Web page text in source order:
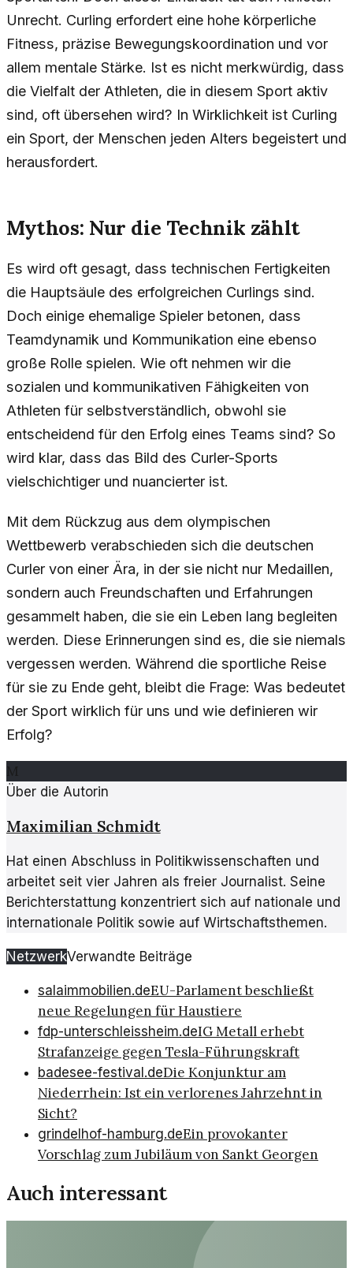
Unrecht. Curling erfordert eine hohe körperliche
Fitness, präzise Bewegungskoordination und vor
allem mentale Stärke. Ist es nicht merkwürdig, dass
die Vielfalt der Athleten, die in diesem Sport aktiv
sind, oft übersehen wird? In Wirklichkeit ist Curling
ein Sport, der Menschen jeden Alters begeistert und
herausfordert.
Mythos: Nur die Technik zählt
Es wird oft gesagt, dass technischen Fertigkeiten
die Hauptsäule des erfolgreichen Curlings sind.
Doch einige ehemalige Spieler betonen, dass
Teamdynamik und Kommunikation eine ebenso
große Rolle spielen. Wie oft nehmen wir die
sozialen und kommunikativen Fähigkeiten von
Athleten für selbstverständlich, obwohl sie
entscheidend für den Erfolg eines Teams sind? So
wird klar, dass das Bild des Curler-Sports
vielschichtiger und nuancierter ist.
Mit dem Rückzug aus dem olympischen
Wettbewerb verabschieden sich die deutschen
Curler von einer Ära, in der sie nicht nur Medaillen,
sondern auch Freundschaften und Erfahrungen
gesammelt haben, die sie ein Leben lang begleiten
werden. Diese Erinnerungen sind es, die sie niemals
vergessen werden. Während die sportliche Reise
für sie zu Ende geht, bleibt die Frage: Was bedeutet
der Sport wirklich für uns und wie definieren wir
Erfolg?
M
Über die Autorin
Maximilian Schmidt
Hat einen Abschluss in Politikwissenschaften und
arbeitet seit vier Jahren als freier Journalist. Seine
Berichterstattung konzentriert sich auf nationale und
internationale Politik sowie auf Wirtschaftsthemen.
NetzwerkVerwandte Beiträge
salaimmobilien.deEU-Parlament beschließt
neue Regelungen für Haustiere
fdp-unterschleissheim.deIG Metall erhebt
Strafanzeige gegen Tesla-Führungskraft
badesee-festival.deDie Konjunktur am
Niederrhein: Ist ein verlorenes Jahrzehnt in
Sicht?
grindelhof-hamburg.deEin provokanter
Vorschlag zum Jubiläum von Sankt Georgen
Auch interessant